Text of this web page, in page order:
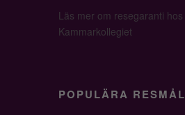
Läs mer om resegaranti hos
Kammarkollegiet
POPULÄRA RESMÅL